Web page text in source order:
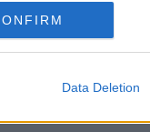
Data Deletion